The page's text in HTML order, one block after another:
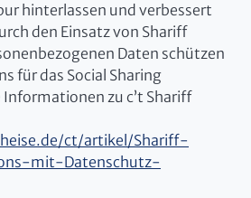
hinterlassen und verbessert
den Einsatz von Shariff
Daten schützen
für das Social Sharing
zu c’t Shariff
ct/artikel/Shariff-
mit-Datenschutz-